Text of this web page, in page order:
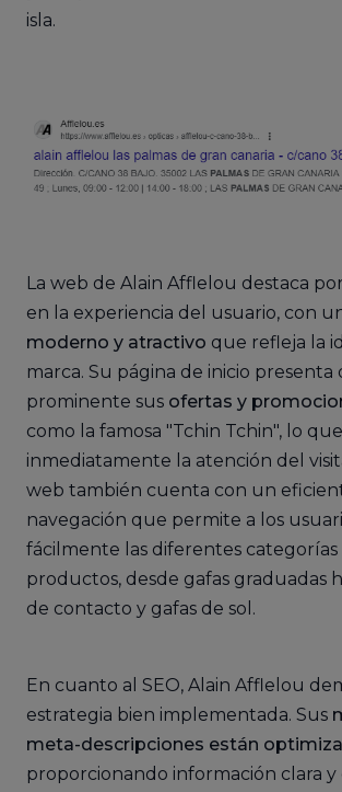
isla.
La web de Alain Afflelou destaca
en la experiencia del usuario, con
moderno y atractivo que refleja la
marca. Su página de inicio presenta
prominente sus ofertas y
como la famosa "Tchin Tchin", lo
inmediatamente la atención del
web también cuenta con un
navegación que permite a los
fácilmente las diferentes categorías
productos, desde gafas graduadas
de contacto y gafas de sol.
En cuanto al SEO, Alain Afflelou
estrategia bien implementada. Sus
meta-descripciones están
proporcionando información clara y